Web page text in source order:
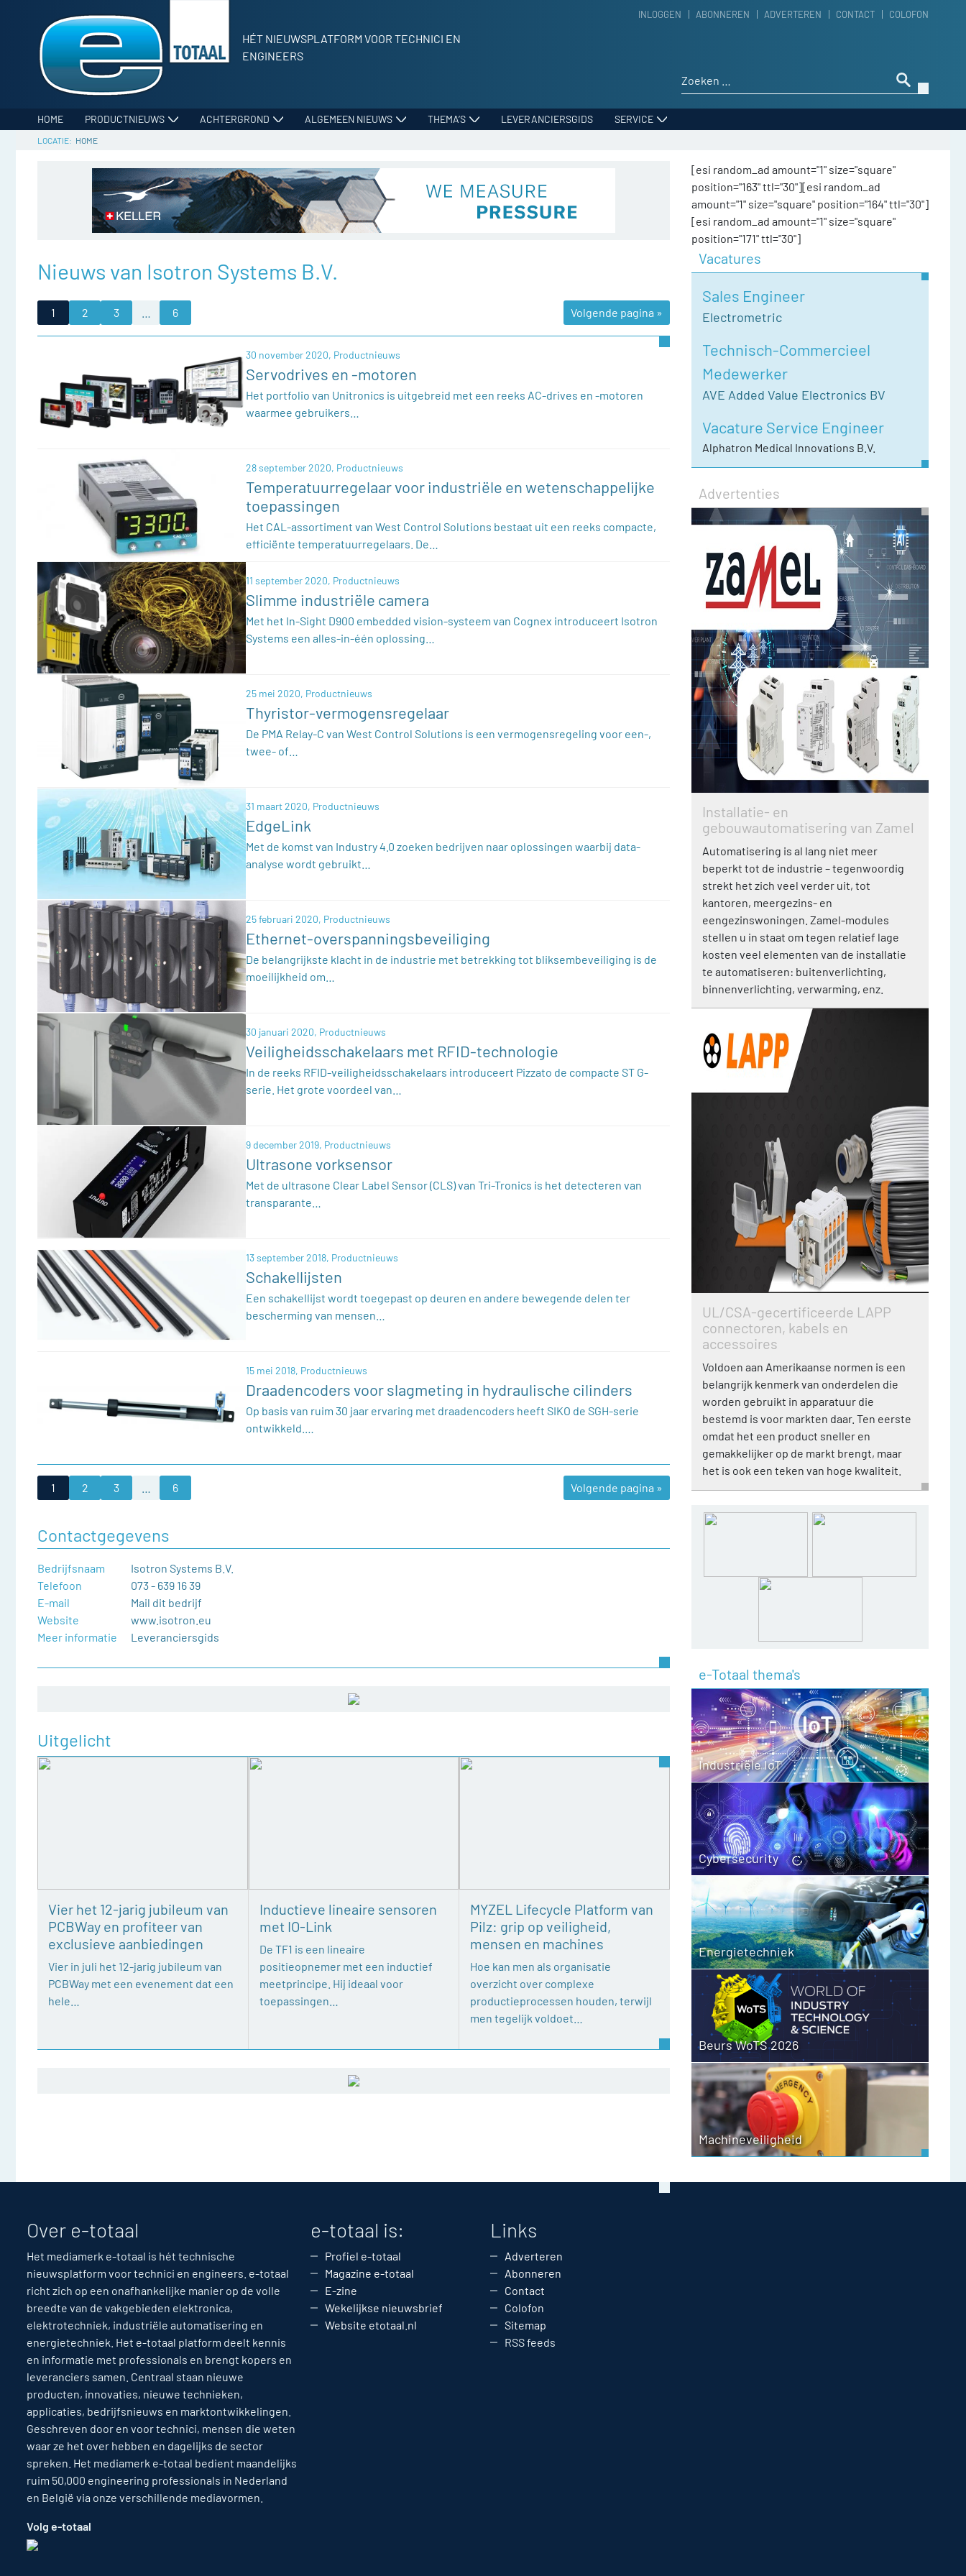
HÉT NIEUWSPLATFORM VOOR TECHNICI EN
ENGINEERS
INLOGGEN ABONNEREN ADVERTEREN CONTACT COLOFON
HOME PRODUCTNIEUWS ACHTERGROND ALGEMEEN NIEUWS THEMA’S LEVERANCIERSGIDS SERVICE
HOME
Nieuws van Isotron Systems B.V.
1 2 3 6 Volgende pagina »
30 november 2020, Productnieuws
Servodrives en -motoren
Het portfolio van Unitronics is uitgebreid met een reeks AC-drives en -motoren
waarmee gebruikers…
28 september 2020, Productnieuws
Temperatuurregelaar voor industriële en wetenschappelijke
toepassingen
Het CAL-assortiment van West Control Solutions bestaat uit een reeks compacte,
efficiënte temperatuurregelaars. De…
11 september 2020, Productnieuws
Slimme industriële camera
Met het In-Sight D900 embedded vision-systeem van Cognex introduceert Isotron
Systems een alles-in-één oplossing…
25 mei 2020, Productnieuws
Thyristor-vermogensregelaar
De PMA Relay-C van West Control Solutions is een vermogensregeling voor een-,
twee- of…
31 maart 2020, Productnieuws
EdgeLink
Met de komst van Industry 4.0 zoeken bedrijven naar oplossingen waarbij data-
analyse wordt gebruikt…
25 februari 2020, Productnieuws
Ethernet-overspanningsbeveiliging
De belangrijkste klacht in de industrie met betrekking tot bliksembeveiliging is de
moeilijkheid om…
30 januari 2020, Productnieuws
Veiligheidsschakelaars met RFID-technologie
In de reeks RFID-veiligheidsschakelaars introduceert Pizzato de compacte ST G-
serie. Het grote voordeel van…
9 december 2019, Productnieuws
Ultrasone vorksensor
Met de ultrasone Clear Label Sensor (CLS) van Tri-Tronics is het detecteren van
transparante…
13 september 2018, Productnieuws
Schakellijsten
Een schakellijst wordt toegepast op deuren en andere bewegende delen ter
bescherming van mensen…
15 mei 2018, Productnieuws
Draadencoders voor slagmeting in hydraulische cilinders
Op basis van ruim 30 jaar ervaring met draadencoders heeft SIKO de SGH-serie
ontwikkeld.…
1 2 3 6 Volgende pagina »
Contactgegevens
Bedrijfsnaam
Isotron Systems B.V.
Telefoon
073 - 639 16 39
E-mail
Mail dit bedrijf
Website
www.isotron.eu
Meer informatie
Leveranciersgids
Uitgelicht
Vier het 12-jarig jubileum van
PCBWay en profiteer van
exclusieve aanbiedingen
Vier in juli het 12-jarig jubileum van
PCBWay met een evenement dat een
hele…
Inductieve lineaire sensoren
met IO-Link
De TF1 is een lineaire
positieopnemer met een inductief
meetprincipe. Hij ideaal voor
toepassingen…
MYZEL Lifecycle Platform van
Pilz: grip op veiligheid,
mensen en machines
Hoe kan men als organisatie
overzicht over complexe
productieprocessen houden, terwijl
men tegelijk voldoet…
[esi random_ad amount="1" size="square"
position="163" ttl="30"][esi random_ad
amount="1" size="square" position="164" ttl="30"]
[esi random_ad amount="1" size="square"
position="171" ttl="30"]
Vacatures
Sales Engineer
Electrometric
Technisch-Commercieel
Medewerker
AVE Added Value Electronics BV
Vacature Service Engineer
Alphatron Medical Innovations B.V.
Advertenties
Installatie- en
gebouwautomatisering van Zamel
Automatisering is al lang niet meer
beperkt tot de industrie – tegenwoordig
strekt het zich veel verder uit, tot
kantoren, meergezins- en
eengezinswoningen. Zamel-modules
stellen u in staat om tegen relatief lage
kosten veel elementen van de installatie
te automatiseren: buitenverlichting,
binnenverlichting, verwarming, enz.
UL/CSA-gecertificeerde LAPP
connectoren, kabels en
accessoires
Voldoen aan Amerikaanse normen is een
belangrijk kenmerk van onderdelen die
worden gebruikt in apparatuur die
bestemd is voor markten daar. Ten eerste
omdat het een product sneller en
gemakkelijker op de markt brengt, maar
het is ook een teken van hoge kwaliteit.
e-Totaal thema's
Industriële IoT
Cybersecurity
Energietechniek
Beurs WoTS 2026
Machineveiligheid
Over e-totaal
Het mediamerk e-totaal is hét technische
nieuwsplatform voor technici en engineers. e-totaal
richt zich op een onafhankelijke manier op de volle
breedte van de vakgebieden elektronica,
elektrotechniek, industriële automatisering en
energietechniek. Het e-totaal platform deelt kennis
en informatie met professionals en brengt kopers en
leveranciers samen. Centraal staan nieuwe
producten, innovaties, nieuwe technieken,
applicaties, bedrijfsnieuws en marktontwikkelingen.
Geschreven door en voor technici, mensen die weten
waar ze het over hebben en dagelijks de sector
spreken. Het mediamerk e-totaal bedient maandelijks
ruim 50,000 engineering professionals in Nederland
en België via onze verschillende mediavormen.
Volg e-totaal
e-totaal is:
Profiel e-totaal
Magazine e-totaal
E-zine
Wekelijkse nieuwsbrief
Website etotaal.nl
Links
Adverteren
Abonneren
Contact
Colofon
Sitemap
RSS feeds